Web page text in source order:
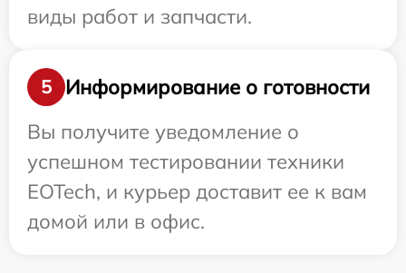
виды работ и запчасти.
5
Информирование о готовности
Вы получите уведомление о
успешном тестировании техники
EOTech, и курьер доставит ее к вам
домой или в офис.